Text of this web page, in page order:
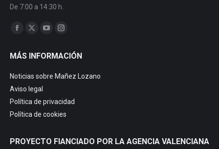
De 7:00 a 14:30 h.
Find us on:
Facebook
opens
in
new
window
X
opens
new
window
YouTube
opens
window
Instagram
opens
in
window
MÁS INFORMACIÓN
Noticias sobre Mañez Lozano
Aviso legal
Política de privacidad
Política de cookies
PROYECTO FIANCIADO POR LA AGENCIA VALENCIANA